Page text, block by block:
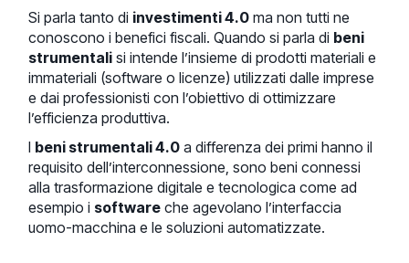
Si parla tanto di investimenti 4.0 ma non tutti ne
conoscono i benefici fiscali. Quando si parla di beni
strumentali si intende l’insieme di prodotti materiali e
immateriali (software o licenze) utilizzati dalle imprese
e dai professionisti con l’obiettivo di ottimizzare
l’efficienza produttiva.
I beni strumentali 4.0 a differenza dei primi hanno il
requisito dell’interconnessione, sono beni connessi
alla trasformazione digitale e tecnologica come ad
esempio i software che agevolano l’interfaccia
uomo-macchina e le soluzioni automatizzate.